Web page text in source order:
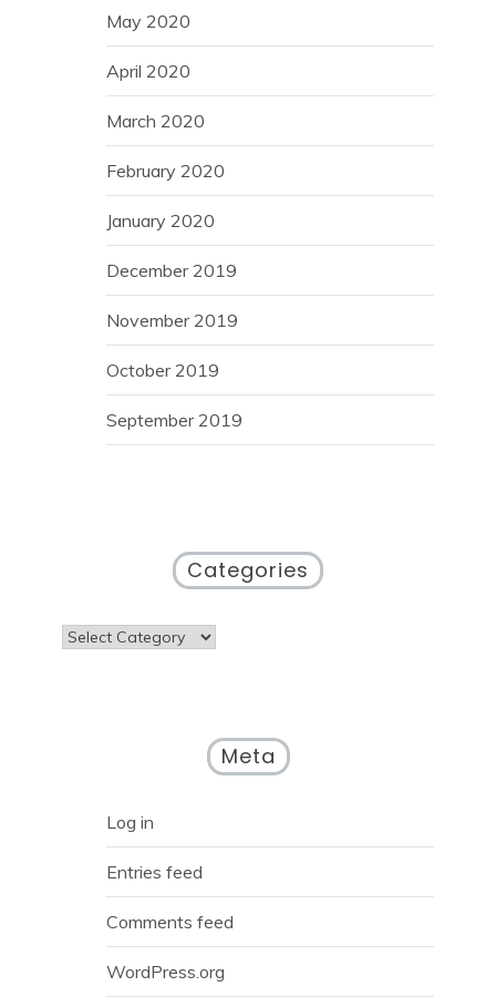
May 2020
April 2020
March 2020
February 2020
January 2020
December 2019
November 2019
October 2019
September 2019
Categories
Categories
Meta
Log in
Entries feed
Comments feed
WordPress.org